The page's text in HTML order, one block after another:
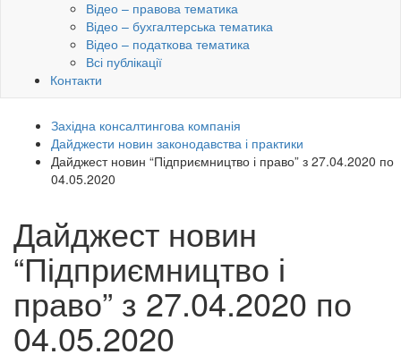
Відео – правова тематика
Відео – бухгалтерська тематика
Відео – податкова тематика
Всі публікації
Контакти
Західна консалтингова компанія
Дайджести новин законодавства і практики
Дайджест новин “Підприємництво і право” з 27.04.2020 по
04.05.2020
Дайджест новин
“Підприємництво і
право” з 27.04.2020 по
04.05.2020